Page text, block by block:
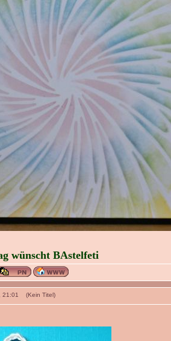
wünscht BAstelfeti
21:01 (Kein Titel)